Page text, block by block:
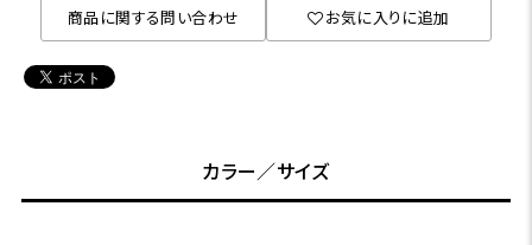
商品に関する問い合わせ お気に入りに追加
カラー／サイズ